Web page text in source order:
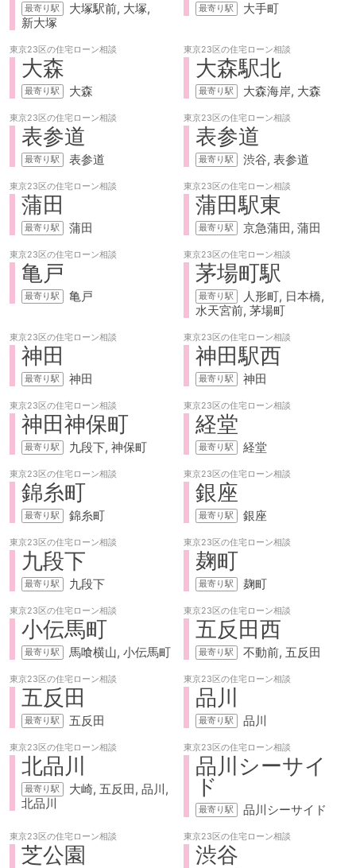
大塚駅前 大塚
新大塚
大手町
東京23区の住宅ローン相談
大森
大森
東京23区の住宅ローン相談
大森駅北
大森海岸 大森
東京23区の住宅ローン相談
表参道
表参道
東京23区の住宅ローン相談
表参道
渋谷 表参道
東京23区の住宅ローン相談
蒲田
蒲田
東京23区の住宅ローン相談
蒲田駅東
京急蒲田 蒲田
東京23区の住宅ローン相談
亀戸
亀戸
東京23区の住宅ローン相談
茅場町駅
人形町 日本橋
水天宮前 茅場町
東京23区の住宅ローン相談
神田
神田
東京23区の住宅ローン相談
神田駅西
神田
東京23区の住宅ローン相談
神田神保町
九段下 神保町
東京23区の住宅ローン相談
経堂
経堂
東京23区の住宅ローン相談
錦糸町
錦糸町
東京23区の住宅ローン相談
銀座
銀座
東京23区の住宅ローン相談
九段下
九段下
東京23区の住宅ローン相談
麹町
麹町
東京23区の住宅ローン相談
小伝馬町
馬喰横山 小伝馬町
東京23区の住宅ローン相談
五反田西
不動前 五反田
東京23区の住宅ローン相談
五反田
五反田
東京23区の住宅ローン相談
品川
品川
東京23区の住宅ローン相談
北品川
大崎 五反田 品川
北品川
東京23区の住宅ローン相談
品川シーサイ
ド
品川シーサイド
東京23区の住宅ローン相談
芝公園
東京23区の住宅ローン相談
渋谷